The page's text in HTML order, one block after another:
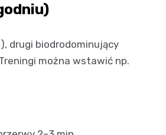
drugi biodrodominujący
można wstawić np.